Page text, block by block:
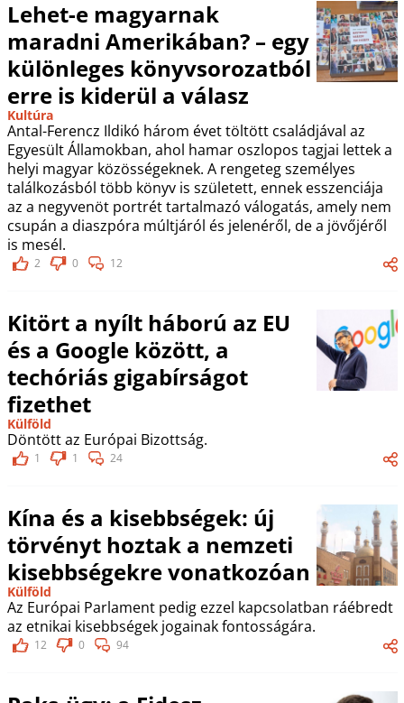
Lehet-e magyarnak
maradni Amerikában? – egy
különleges könyvsorozatból
erre is kiderül a válasz
Kultúra
Antal-Ferencz Ildikó három évet töltött családjával az
Egyesült Államokban, ahol hamar oszlopos tagjai lettek a
helyi magyar közösségeknek. A rengeteg személyes
találkozásból több könyv is született, ennek esszenciája
az a negyvenöt portrét tartalmazó válogatás, amely nem
csupán a diaszpóra múltjáról és jelenéről, de a jövőjéről
is mesél.
2 0 12
Kitört a nyílt háború az EU
és a Google között, a
techóriás gigabírságot
fizethet
Külföld
Döntött az Európai Bizottság.
1 1 24
Kína és a kisebbségek: új
törvényt hoztak a nemzeti
kisebbségekre vonatkozóan
Külföld
Az Európai Parlament pedig ezzel kapcsolatban ráébredt
az etnikai kisebbségek jogainak fontosságára.
12 0 94